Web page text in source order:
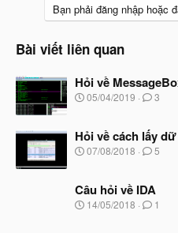
Bạn phải đăng nhập hoặc
Bài viết liên quan
Hỏi về
N
y
b
ắ
đ
ầ
u
05/04/2019 3
Hỏi về cách lấy
N
y
b
ắ
07/08/2018 5
Câu hỏi về IDA
N
14/05/2018 1